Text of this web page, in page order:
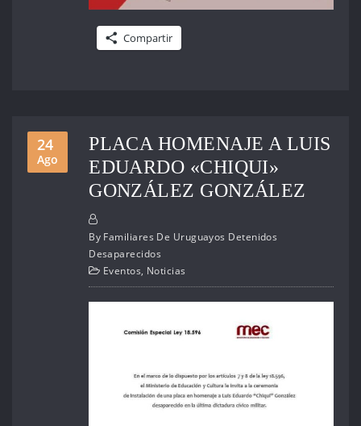
Compartir
24
Ago
PLACA HOMENAJE A LUIS
EDUARDO «CHIQUI»
GONZÁLEZ GONZÁLEZ
By Familiares De Uruguayos Detenidos
Desaparecidos
Eventos, Noticias